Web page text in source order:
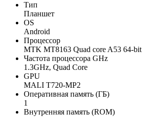
Тип
Планшет
OS
Android
Процессор
MTK MT8163 Quad core A53 64-bit
Частота процессора GHz
1.3GHz, Quad Core
GPU
MALI T720-MP2
Оперативная память (ГБ)
1
Внутренняя память (ROM)